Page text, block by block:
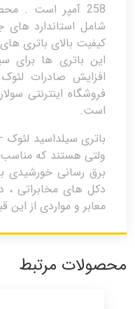
258 آمپر است .
شامل استاندارد
کیفیت بالای باتری
این باتری ها برای
افزایش صادرات
فروشگاه اینترنتی
است.
ولتی هستند که
برق رسانی خورشیدی
دکل های مخابراتی ،
معابر و مواردی از این
محصولات مرتبط